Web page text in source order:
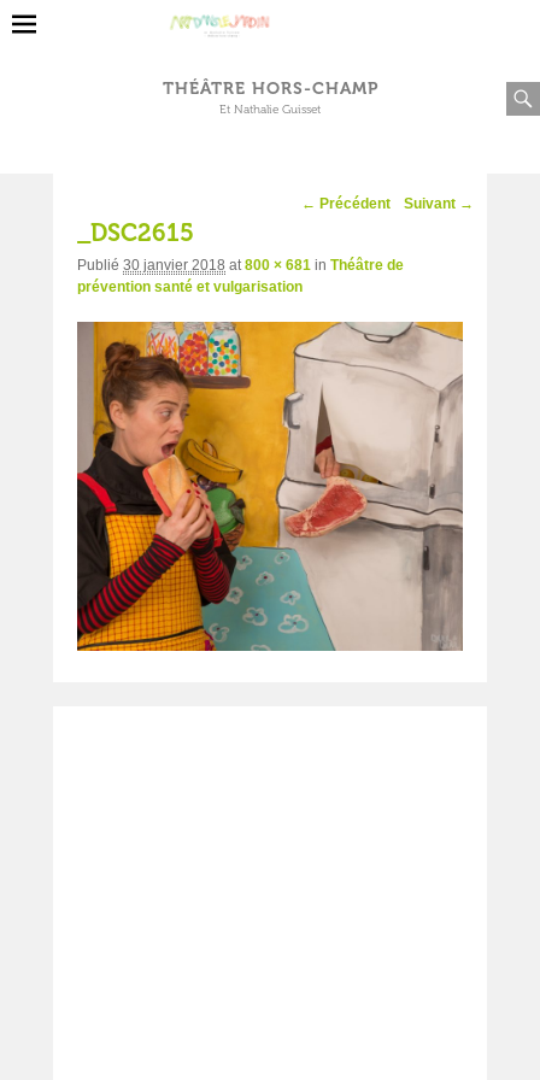
THÉÂTRE HORS-CHAMP
Et Nathalie Guisset
Navigation
← Précédent Suivant →
_DSC2615
Publié 30 janvier 2018 at800 × 681 in Théâtre de
prévention santé et vulgarisation